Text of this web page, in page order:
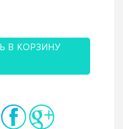
В КОРЗИНУ